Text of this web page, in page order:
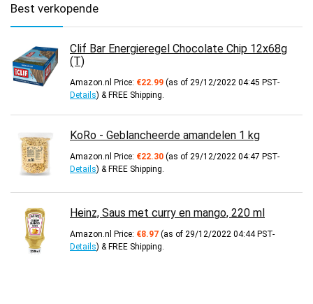
Best verkopende
Clif Bar Energieregel Chocolate Chip 12x68g
(T)
Amazon.nl Price: €22.99 (as of 29/12/2022 04:45 PST-
Details) & FREE Shipping
KoRo - Geblancheerde amandelen 1 kg
Amazon.nl Price: €22.30 (as of 29/12/2022 04:47 PST-
Details) & FREE Shipping
Heinz, Saus met curry en mango, 220 ml
Amazon.nl Price: €8.97 (as of 29/12/2022 04:44 PST-
Details) & FREE Shipping